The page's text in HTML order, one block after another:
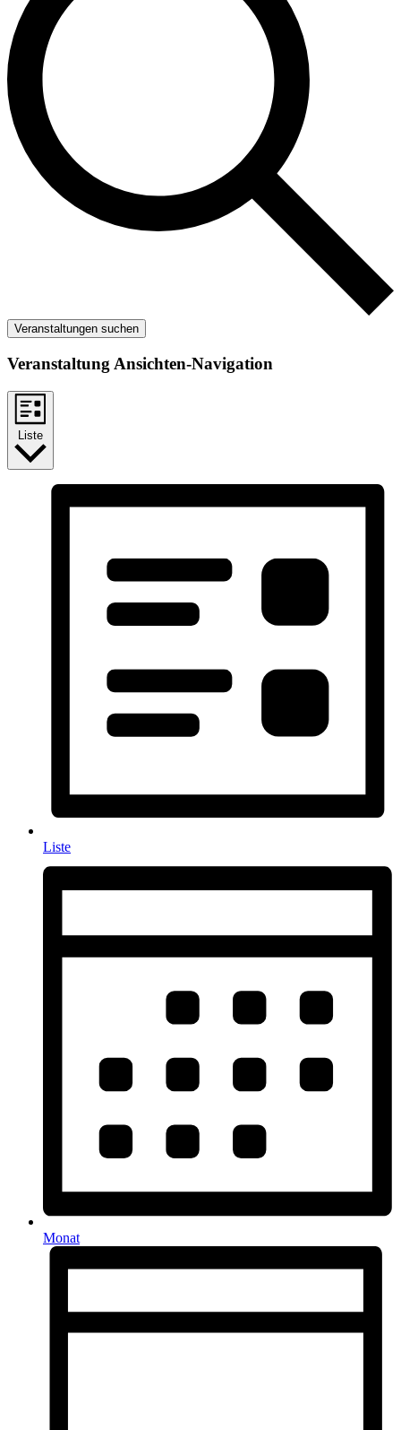
Veranstaltungen suchen
Veranstaltung Ansichten-Navigation
Liste
Liste
Monat